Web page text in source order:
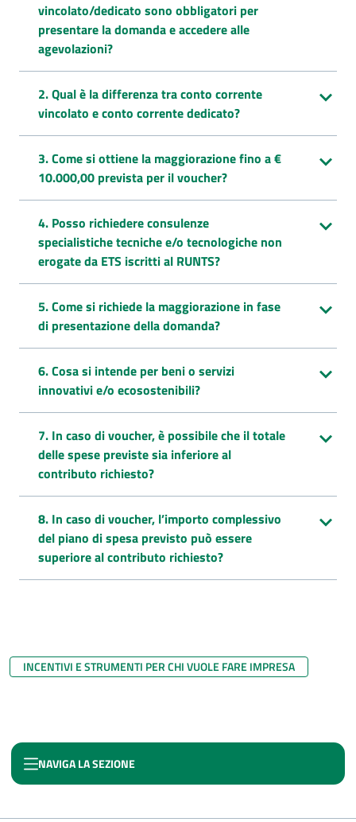
vincolato/dedicato sono obbligatori per
presentare la domanda e accedere alle
agevolazioni?
2. Qual è la differenza tra conto corrente
vincolato e conto corrente dedicato?
3. Come si ottiene la maggiorazione fino a €
10.000,00 prevista per il voucher?
4. Posso richiedere consulenze
specialistiche tecniche e/o tecnologiche non
erogate da ETS iscritti al RUNTS?
5. Come si richiede la maggiorazione in fase
di presentazione della domanda?
6. Cosa si intende per beni o servizi
innovativi e/o ecosostenibili?
7. In caso di voucher, è possibile che il totale
delle spese previste sia inferiore al
contributo richiesto?
8. In caso di voucher, l’importo complessivo
del piano di spesa previsto può essere
superiore al contributo richiesto?
INCENTIVI E STRUMENTI PER CHI VUOLE FARE IMPRESA
NAVIGA LA SEZIONE
RESTO AL SUD 2.0